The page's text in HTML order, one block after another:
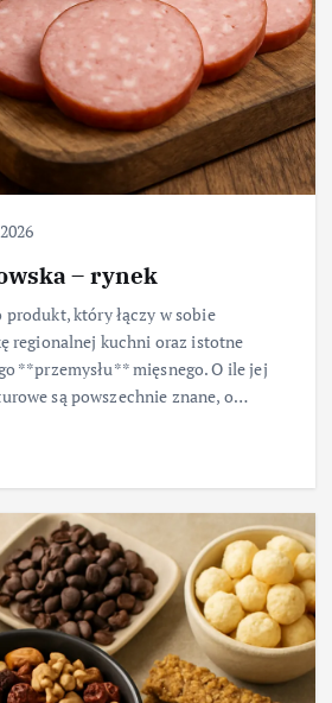
– rynek
produkt, który łączy w sobie
regionalnej kuchni oraz istotne
**przemysłu** mięsnego. O ile jej
są powszechnie znane, o…